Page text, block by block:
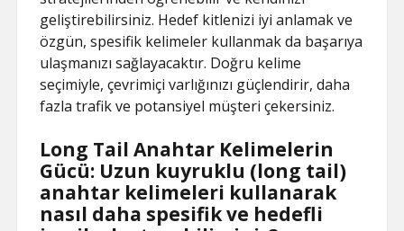
geliştirebilirsiniz. Hedef kitlenizi iyi anlamak ve
özgün, spesifik kelimeler kullanmak da başarıya
ulaşmanızı sağlayacaktır. Doğru kelime
seçimiyle, çevrimiçi varlığınızı güçlendirir, daha
fazla trafik ve potansiyel müşteri çekersiniz.
Long Tail Anahtar Kelimelerin
Gücü: Uzun kuyruklu (long tail)
anahtar kelimeleri kullanarak
nasıl daha spesifik ve hedefli